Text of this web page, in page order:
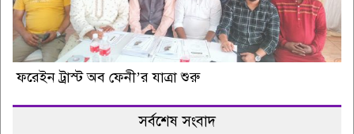
ফরেইন ট্রাস্ট অব ফেনী’র যাত্রা শুরু
সর্বশেষ সংবাদ